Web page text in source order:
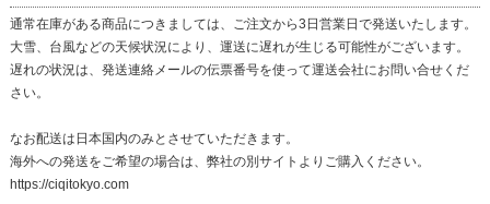
通常在庫がある商品につきましては、ご注文から3日営業日で発送いたします。
大雪、台風などの天候状況により、運送に遅れが生じる可能性がございます。
遅れの状況は、発送連絡メールの伝票番号を使って運送会社にお問い合せくだ
さい。
なお配送は日本国内のみとさせていただきます。
海外への発送をご希望の場合は、弊社の別サイトよりご購入ください。
https://ciqitokyo.com